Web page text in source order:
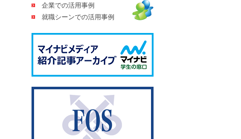
企業での活用事例
就職シーンでの活用事例